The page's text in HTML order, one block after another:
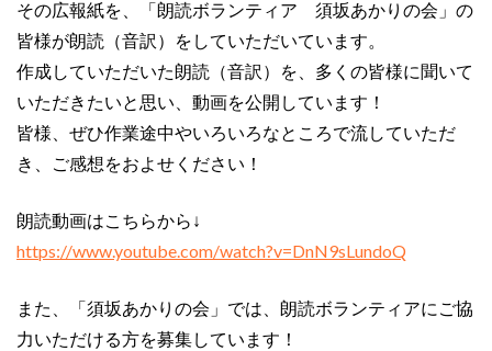
その広報紙を、「朗読ボランティア 須坂あかりの会」の
皆様が朗読（音訳）をしていただいています。
作成していただいた朗読（音訳）を、多くの皆様に聞いて
いただきたいと思い、動画を公開しています！
皆様、ぜひ作業途中やいろいろなところで流していただ
き、ご感想をおよせください！
朗読動画はこちらから↓
https://www.youtube.com/watch?v=DnN9sLundoQ
また、「須坂あかりの会」では、朗読ボランティアにご協
力いただける方を募集しています！